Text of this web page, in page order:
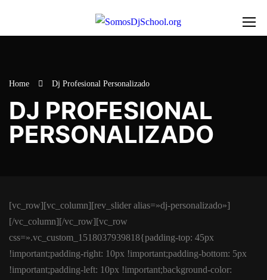
Home Dj Profesional Personalizado
DJ PROFESIONAL
PERSONALIZADO
[vc_row][vc_column][rev_slider alias=»dj-personalizado»]
[/vc_column][/vc_row][vc_row
css=».vc_custom_1518037939818{padding-top: 45px
!important;padding-right: 10px !important;padding-bottom: 5px
!important;padding-left: 10px !important;background-color: